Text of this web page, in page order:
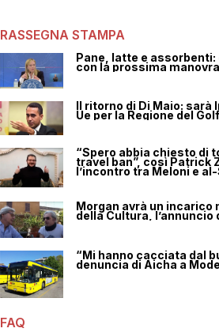
RASSEGNA STAMPA
Pane, latte e
con la prossima
Il ritorno di Di Maio: sarà
Ue per la Regione del
“Spero abbia chiesto di
travel ban”, così Patrick
l’incontro tra Meloni e
Morgan avrà un incarico
della Cultura, l’annuncio
“Mi hanno cacciata dal
denuncia di Aicha a
FAQ